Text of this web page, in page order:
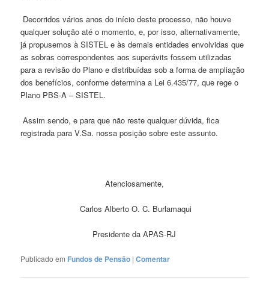
Decorridos vários anos do início deste processo, não houve
qualquer solução até o momento, e, por isso, alternativamente,
já propusemos à SISTEL e às demais entidades envolvidas que
as sobras correspondentes aos superávits fossem utilizadas
para a revisão do Plano e distribuídas sob a forma de ampliação
dos benefícios, conforme determina a Lei 6.435/77, que rege o
Plano PBS-A – SISTEL.
Assim sendo, e para que não reste qualquer dúvida, fica
registrada para V.Sa. nossa posição sobre este assunto.
Atenciosamente,
Carlos Alberto O. C. Burlamaqui
Presidente da APAS-RJ
Publicado em Fundos de Pensão |Comentar